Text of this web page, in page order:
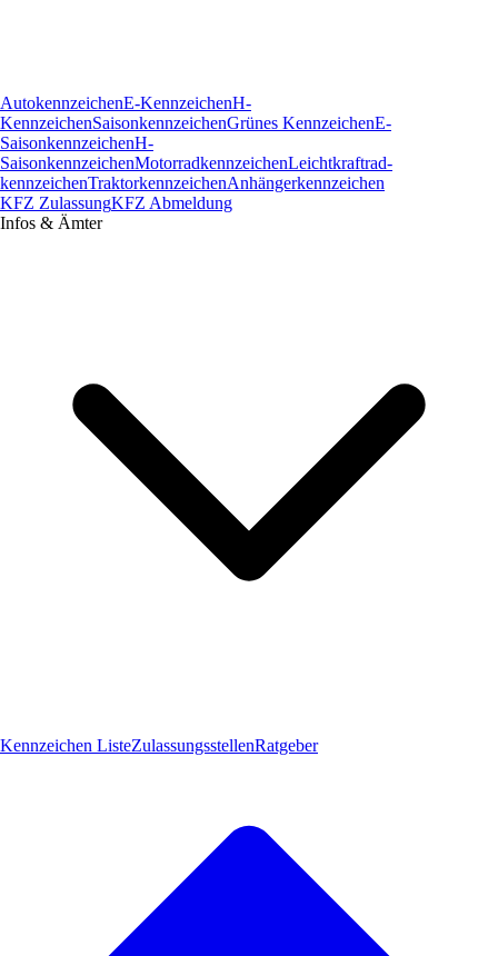
AutokennzeichenE-KennzeichenH-
KennzeichenSaisonkennzeichenGrünes KennzeichenE-
SaisonkennzeichenH-
SaisonkennzeichenMotorradkennzeichenLeichtkraftrad­
kennzeichenTraktorkennzeichenAnhängerkennzeichen
KFZ ZulassungKFZ Abmeldung
Infos & Ämter
Kennzeichen ListeZulassungsstellenRatgeber